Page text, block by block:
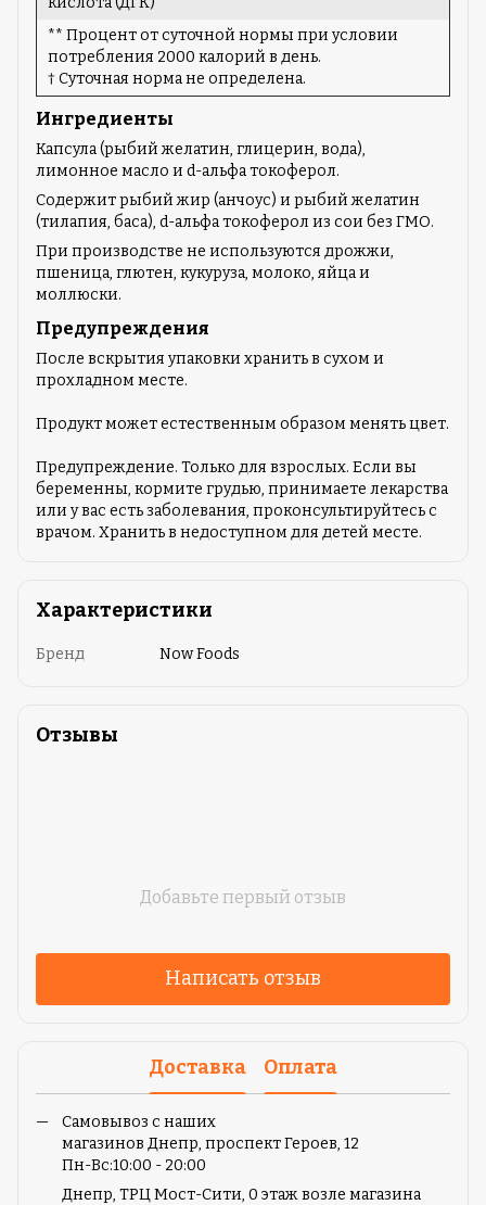
** Процент от суточной нормы при условии
потребления 2000 калорий в день.
† Суточная норма не определена.
Ингредиенты
Капсула (рыбий желатин, глицерин, вода),
лимонное масло и d-альфа токоферол.
Содержит рыбий жир (анчоус) и рыбий желатин
(тилапия, баса), d-альфа токоферол из сои без ГМО.
При производстве не используются дрожжи,
пшеница, глютен, кукуруза, молоко, яйца и
моллюски.
Предупреждения
После вскрытия упаковки хранить в сухом и
прохладном месте.
Продукт может естественным образом менять цвет.
Предупреждение. Только для взрослых. Если вы
беременны, кормите грудью, принимаете лекарства
или у вас есть заболевания, проконсультируйтесь с
врачом. Хранить в недоступном для детей месте.
Характеристики
Бренд Now Foods
Отзывы
Добавьте первый отзыв
Написать отзыв
Доставка Оплата
Самовывоз с наших
магазинов Днепр, проспект Героев, 12
Пн-Вс:10:00 - 20:00
Днепр, ТРЦ Мост-Сити, 0 этаж возле магазина